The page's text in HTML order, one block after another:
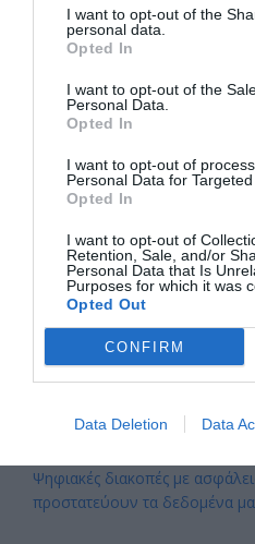
I want to opt-out of the
personal data.
Opted In
I want to opt-out of the
Personal Data.
Opted In
I want to opt-out of
Personal Data for Targeted
Opted In
I want to opt-out of
Retention, Sale, and/or
Personal Data that Is
Purposes for which it was
Opted Out
CONFIRM
Data Deletion Data
Επιμορφωτική
Νοημοσύνη στην
– Δραπετσώνας
2026 η επιμορφωτική
Πρόσφατα άρθρα
Το καλοκαίρι μας εμπνέει –
προετοιμάζει τη νέα
Η ασφάλεια στις ηλεκτρονικές
ξεκινά από εμάς
Γνωρίζατε ότι… ένα QR code
Ψηφιακές διακοπές με
προστατεύουν τα δεδομένα